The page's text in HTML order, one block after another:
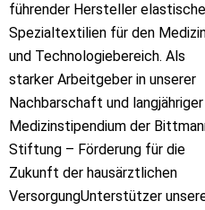
führender Hersteller
Spezialtextilien für den
und Technologiebereich. Als
starker Arbeitgeber in unserer
Nachbarschaft und langjähriger
Medizinstipendium der
Stiftung – Förderung für die
Zukunft der hausärztlichen
VersorgungUnterstützer